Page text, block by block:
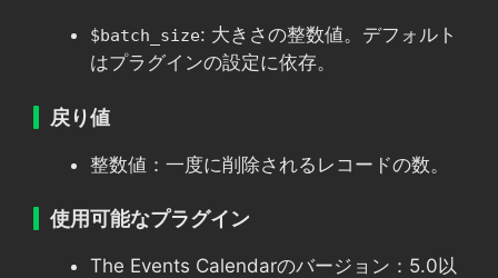
$batch_size: 大きさの整数値。デフォルト
はプラグインの設定に依存。
戻り値
整数値：一度に削除されるレコードの数。
使用可能なプラグイン
The Events Calendarのバージョン：5.0以